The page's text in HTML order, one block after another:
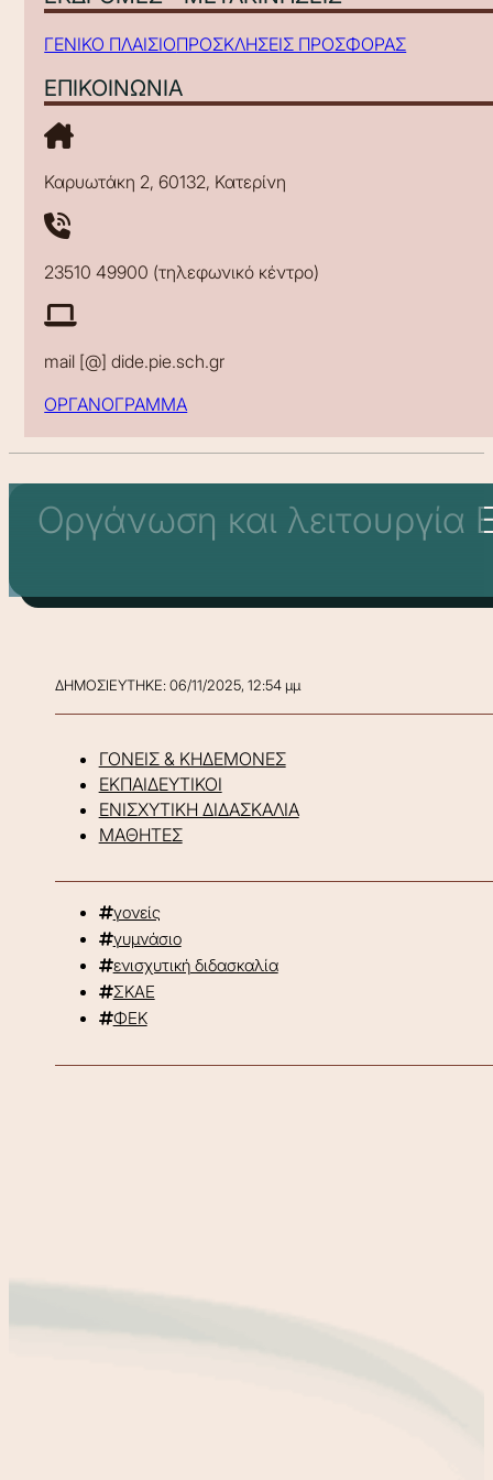
ΓΕΝΙΚΟ ΠΛΑΙΣΙΟΠΡΟΣΚΛΗΣΕΙΣ ΠΡΟΣΦΟΡΑΣ
ΕΠΙΚΟΙΝΩΝΙΑ
Καρυωτάκη 2, 60132, Κατερίνη
23510 49900 (τηλεφωνικό κέντρο)
mail [@] dide.pie.sch.gr
ΟΡΓΑΝΟΓΡΑΜΜΑ
Οργάνωση και λειτουργία
ΔΗΜΟΣΙΕΥΤΗΚΕ: 06/11/2025, 12:54 μμ
ΓΟΝΕΙΣ & ΚΗΔΕΜΟΝΕΣ
ΕΚΠΑΙΔΕΥΤΙΚΟΙ
ΕΝΙΣΧΥΤΙΚΗ ΔΙΔΑΣΚΑΛΙΑ
ΜΑΘΗΤΕΣ
γονείς
γυμνάσιο
ενισχυτική διδασκαλία
ΣΚΑΕ
ΦΕΚ